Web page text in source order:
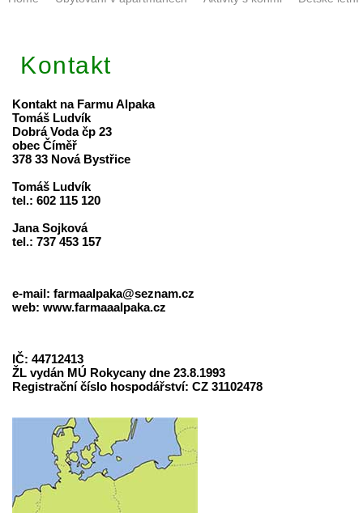
Kontakt
Kontakt na Farmu Alpaka
Tomáš Ludvík
Dobrá Voda čp 23
obec Číměř
378 33 Nová Bystřice
Tomáš Ludvík
tel.: 602 115 120
Jana Sojková
tel.: 737 453 157
e-mail: farmaalpaka@seznam.cz
web: www.farmaaalpaka.cz
IČ: 44712413
ŽL vydán MÚ Rokycany dne 23.8.1993
Registrační číslo hospodářství: CZ 31102478